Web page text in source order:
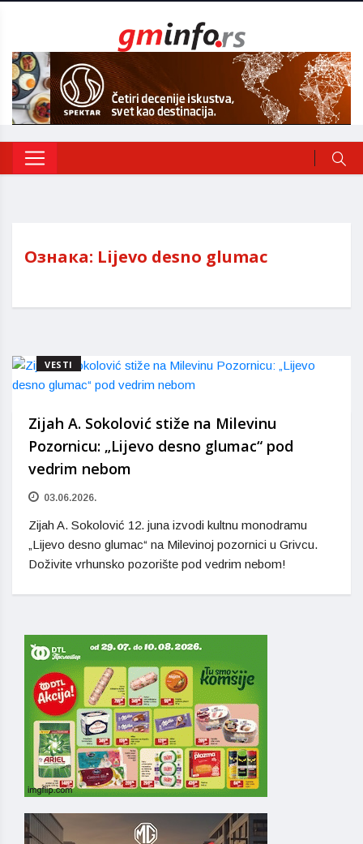
Ознака: Lijevo desno glumac
VESTI
Zijah A. Sokolović stiže na Milevinu
Pozornicu: „Lijevo desno glumac“ pod
vedrim nebom
03.06.2026.
Zijah A. Sokolović 12. juna izvodi kultnu monodramu
„Lijevo desno glumac“ na Milevinoj pozornici u Grivcu.
Doživite vrhunsko pozorište pod vedrim nebom!